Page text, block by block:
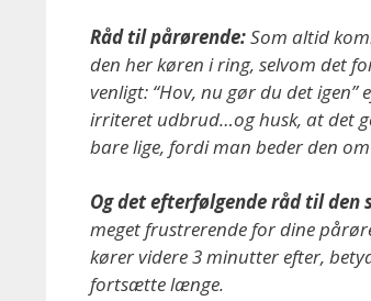
Råd til pårørende:Som altid
den her køren i ring, selvom det
venligt: “Hov, nu gør du det
irriteret udbrud…og husk, at det
bare lige, fordi man beder den
Og det efterfølgende råd til den
meget frustrerende for dine
kører videre 3 minutter efter,
fortsætte længe.